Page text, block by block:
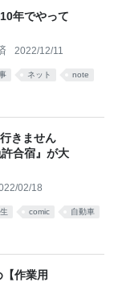
年でやって
2022/12/11
ネット note
きません
合宿』が大
02/18
comic 自動車
作業用